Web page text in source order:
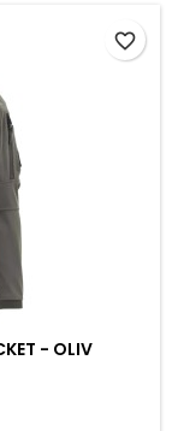
- OLIV
favorite_border